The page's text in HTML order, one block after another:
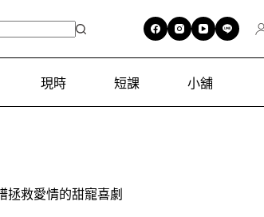
現時 短課 小舖
拯救愛情的甜寵喜劇